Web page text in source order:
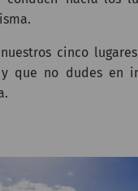
cinco
y que no dudes